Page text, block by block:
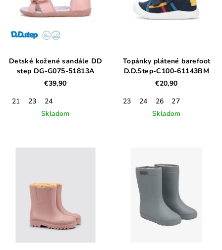
Detské kožené sandále DD
step DG-G075-51813A
€39,90
21
23
24
Skladom
Topánky plátené barefoot
D.D.Step-C100-61143BM
€20,90
23
24 26
27
Skladom